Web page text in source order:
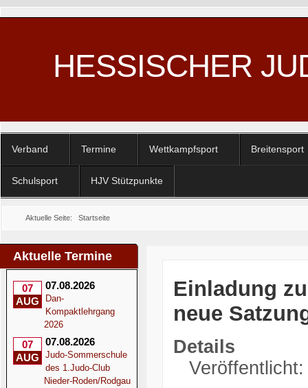
HESSISCHER
Verband Termine Wettkampfsport Breitensport
Schulsport HJV Stützpunkte
Aktuelle Seite: Startseite
Aktuelle Termine
07
AUG
07.08.2026
Dan-
Kompaktlehrgang
2026
07
AUG
07.08.2026
Judo-Sommerschule
des 1.Judo-Club
Nieder-Roden/Rodgau
Einladung
neue
Details